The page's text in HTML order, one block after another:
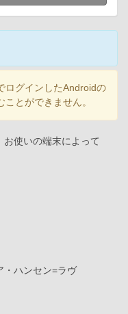
ログインしたAndroidの
とができません。
使いの端末によって
・ハンセン=ラヴ